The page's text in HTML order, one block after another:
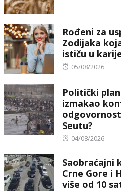
Rođeni za
Zodijaka
ističu u
Posted
05/08/2026
Politički
izmakao
Seutu?
Posted
04/08/2026
Saobraćajni
Crne Gore i
više od 10